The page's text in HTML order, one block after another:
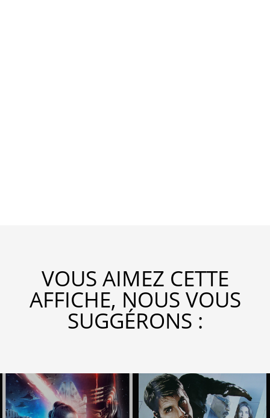
VOUS AIMEZ CETTE
AFFICHE, NOUS VOUS
SUGGÉRONS :